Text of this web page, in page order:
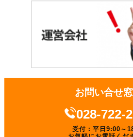
お問い合せ
028-722-
受付：平日9:00～